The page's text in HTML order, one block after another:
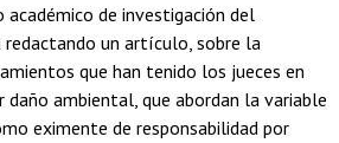
de investigación del
un artículo, sobre la
que han tenido los jueces en
daño ambiental, que abordan la variable
eximente de responsabilidad por